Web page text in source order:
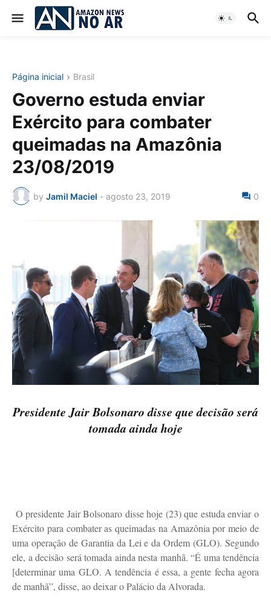
Página inicial Brasil
Governo estuda enviar
Exército para combater
queimadas na Amazônia
23/08/2019
by Jamil Maciel - agosto 23, 2019 0
Presidente Jair Bolsonaro disse que decisão será
tomada ainda hoje
O presidente Jair Bolsonaro disse hoje (23) que estuda enviar o
Exército para combater as queimadas na Amazônia por meio de
uma operação de Garantia da Lei e da Ordem (GLO). Segundo
ele, a decisão será tomada ainda nesta manhã. “É uma tendência
[determinar uma GLO. A tendência é essa, a gente fecha agora
de manhã”, disse, ao deixar o Palácio da Alvorada.